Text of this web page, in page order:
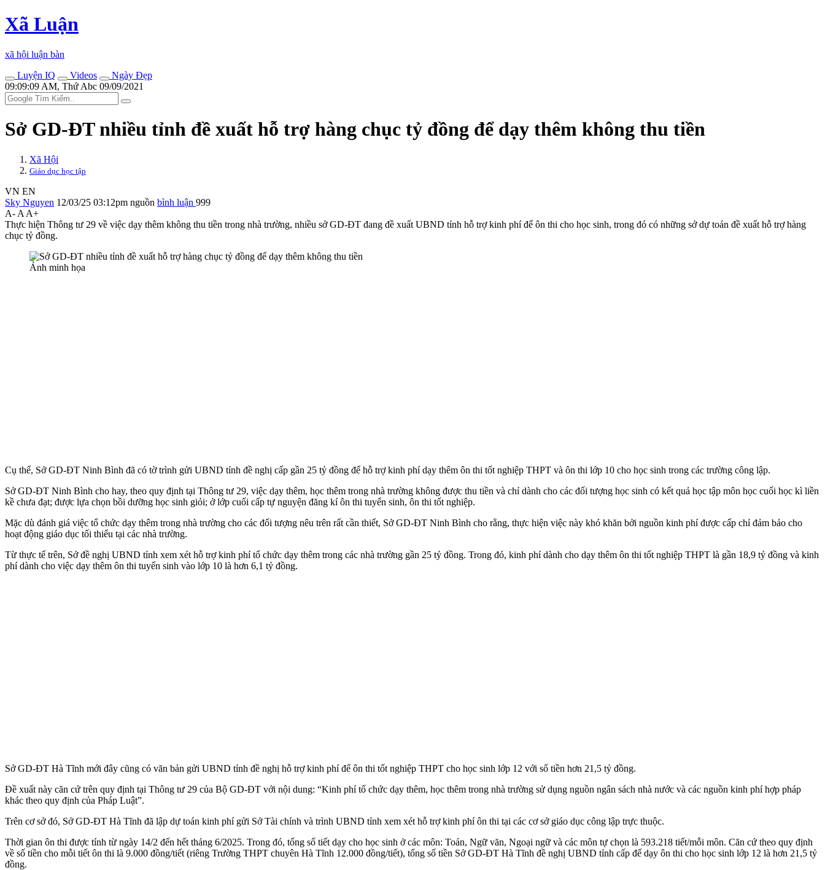
Xã Luận
xã hội luận bàn
Luyện IQ
Videos
Ngày Đẹp
09:09:09 AM, Thứ Abc 09/09/2021
Sở GD-ĐT nhiều tỉnh đề xuất hỗ trợ hàng chục tỷ đồng để dạy thêm không thu tiền
Xã Hội
Giáo dục học tập
VN EN
Sky Nguyen 12/03/25 03:12pm nguồn bình luận 999
A- A A+
Thực hiện Thông tư 29 về việc dạy thêm không thu tiền trong nhà trường, nhiều sở GD-ĐT đang đề xuất UBND tỉnh hỗ trợ kinh phí để ôn thi cho học sinh, trong đó có những sở dự toán đề xuất hỗ trợ hàng
chục tỷ đồng.
Ảnh minh họa
Cụ thể, Sở GD-ĐT Ninh Bình đã có tờ trình gửi UBND tỉnh đề nghị cấp gần 25 tỷ đồng để hỗ trợ kinh phí dạy thêm ôn thi tốt nghiệp THPT và ôn thi lớp 10 cho học sinh trong các trường công lập.
Sở GD-ĐT Ninh Bình cho hay, theo quy định tại Thông tư 29, việc dạy thêm, học thêm trong nhà trường không được thu tiền và chỉ dành cho các đối tượng học sinh có kết quả học tập môn học cuối học kì liền
kề chưa đạt; được lựa chọn bồi dưỡng học sinh giỏi; ở lớp cuối cấp tự nguyện đăng kí ôn thi tuyển sinh, ôn thi tốt nghiệp.
Mặc dù đánh giá việc tổ chức dạy thêm trong nhà trường cho các đối tượng nêu trên rất cần thiết, Sở GD-ĐT Ninh Bình cho rằng, thực hiện việc này khó khăn bởi nguồn kinh phí được cấp chỉ đảm bảo cho
hoạt động giáo dục tối thiểu tại các nhà trường.
Từ thực tế trên, Sở đề nghị UBND tỉnh xem xét hỗ trợ kinh phí tổ chức dạy thêm trong các nhà trường gần 25 tỷ đồng. Trong đó, kinh phí dành cho dạy thêm ôn thi tốt nghiệp THPT là gần 18,9 tỷ đồng và kinh
phí dành cho việc dạy thêm ôn thi tuyển sinh vào lớp 10 là hơn 6,1 tỷ đồng.
Sở GD-ĐT Hà Tĩnh mới đây cũng có văn bản gửi UBND tỉnh đề nghị hỗ trợ kinh phí để ôn thi tốt nghiệp THPT cho học sinh lớp 12 với số tiền hơn 21,5 tỷ đồng.
Đề xuất này căn cứ trên quy định tại Thông tư 29 của Bộ GD-ĐT với nội dung: “Kinh phí tổ chức dạy thêm, học thêm trong nhà trường sử dụng nguồn ngân sách nhà nước và các nguồn kinh phí hợp pháp
khác theo quy định của Pháp Luật”.
Trên cơ sở đó, Sở GD-ĐT Hà Tĩnh đã lập dự toán kinh phí gửi Sở Tài chính và trình UBND tỉnh xem xét hỗ trợ kinh phí ôn thi tại các cơ sở giáo dục công lập trực thuộc.
Thời gian ôn thi được tính từ ngày 14/2 đến hết tháng 6/2025. Trong đó, tổng số tiết dạy cho học sinh ở các môn: Toán, Ngữ văn, Ngoại ngữ và các môn tự chọn là 593.218 tiết/mỗi môn. Căn cứ theo quy định
về số tiền cho mỗi tiết ôn thi là 9.000 đồng/tiết (riêng Trường THPT chuyên Hà Tĩnh 12.000 đồng/tiết), tổng số tiền Sở GD-ĐT Hà Tĩnh đề nghị UBND tỉnh cấp để dạy ôn thi cho học sinh lớp 12 là hơn 21,5 tỷ
đồng.